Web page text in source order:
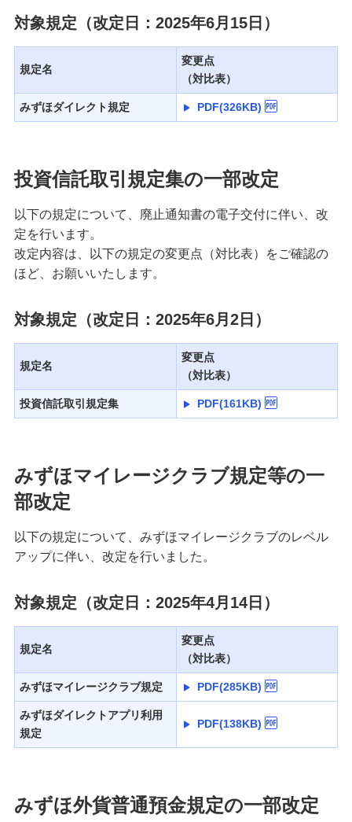
対象規定（改定日：2025年6月15日）
規定名
変更点
（対比表）
みずほダイレクト規定 PDF(326KB)
投資信託取引規定集の一部改定
以下の規定について、廃止通知書の電子交付に伴い、改
定を行います。
改定内容は、以下の規定の変更点（対比表）をご確認の
ほど、お願いいたします。
対象規定（改定日：2025年6月2日）
規定名
変更点
（対比表）
投資信託取引規定集 PDF(161KB)
みずほマイレージクラブ規定等の一
部改定
以下の規定について、みずほマイレージクラブのレベル
アップに伴い、改定を行いました。
対象規定（改定日：2025年4月14日）
規定名
変更点
（対比表）
みずほマイレージクラブ規定 PDF(285KB)
みずほダイレクトアプリ利用
規定
PDF(138KB)
みずほ外貨普通預金規定の一部改定